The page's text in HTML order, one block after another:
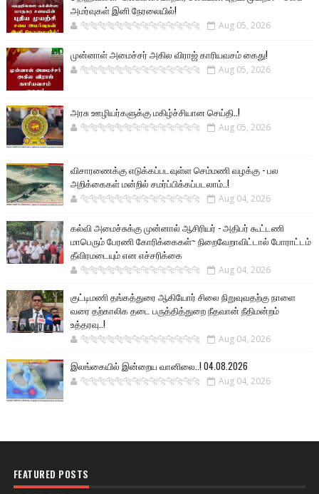
அமர்வுகள் இனி நேரலையில்!
🐅🐅🐅🐅🐅🐅🐆🐆🐆🐆🐆🐆🐆🐆 Aug 05, 2026
முன்னாள் அமைச்சர் அகில விராஜ் காரியவசம் கைது!
🐅🐅🐅🐅🐅🐅🐆🐆🐆🐆🐆🐆🐆🐆 Aug 05, 2026
அரசு ஊழியர்களுக்கு மகிழ்ச்சியான செய்தி..!
🐅🐅🐅🐅🐅🐅🐆🐆🐆🐆🐆🐆🐆🐆 Aug 05, 2026
விசாரணைக்கு எடுக்கப்படவுள்ள செம்மணி வழக்கு - பல
அறிக்கைகள் மன்றில் சமர்ப்பிக்கப்படலாம்..!
🐅🐅🐅🐅🐅🐅🐆🐆🐆🐆🐆🐆🐆🐆 Aug 04, 2026
கல்வி அமைச்சுக்கு முன்னால் ஆசிரியர் - அதிபர் கூட்டணி
மாபெரும் பேரணி கோரிக்கைகள்~ நிறைவேறாவிட்டால் போராட்டம்
தீவிரமடையும் என எச்சரிக்கை
🐅🐅🐅🐅🐅🐅🐆🐆🐆🐆🐆🐆🐆🐆 Aug 04, 2026
குட்டிமணி தங்கத்துரை ஆகியோர் சிலை நிறுவுவதற்கு நாளை
வரை தற்காலிக தடை பருத்தித்துறை நீதவான் நீதிமன்றம்
உத்தரவு..!
🐅🐅🐅🐅🐅🐅🐆🐆🐆🐆🐆🐆🐆🐆 Aug 04, 2026
இலங்கையில் இன்றைய வானிலை..! 04.08.2026
🐅🐅🐅🐅🐅🐅🐆🐆🐆🐆🐆🐆🐆🐆 Aug 04, 2026
FEATURED POSTS